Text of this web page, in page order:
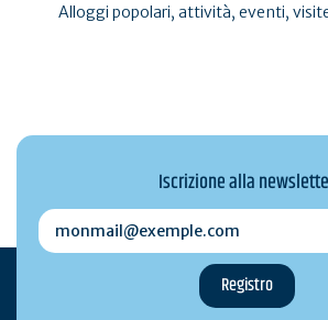
Alloggi popolari, attività, eventi,
Iscrizione alla
monmail@exemple.com